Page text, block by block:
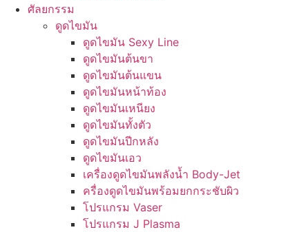
ศัลยกรรม
ดูดไขมัน
ดูดไขมัน Sexy Line
ดูดไขมันต้นขา
ดูดไขมันต้นแขน
ดูดไขมันหน้าท้อง
ดูดไขมันเหนียง
ดูดไขมันทั้งตัว
ดูดไขมันปีกหลัง
ดูดไขมันเอว
เครื่องดูดไขมันพลังน้ำ Body-Jet
ครื่องดูดไขมันพร้อมยกกระชับผิว
โปรแกรม Vaser
โปรแกรม J Plasma